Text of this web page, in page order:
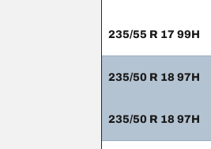
235/55 R 17 99H
235/50 R 18 97H
235/50 R 18 97H